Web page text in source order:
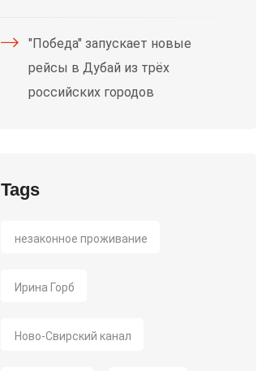
"Победа" запускает новые
рейсы в Дубай из трёх
российских городов
Tags
незаконное проживание
Ирина Горб
Ново-Свирский канал